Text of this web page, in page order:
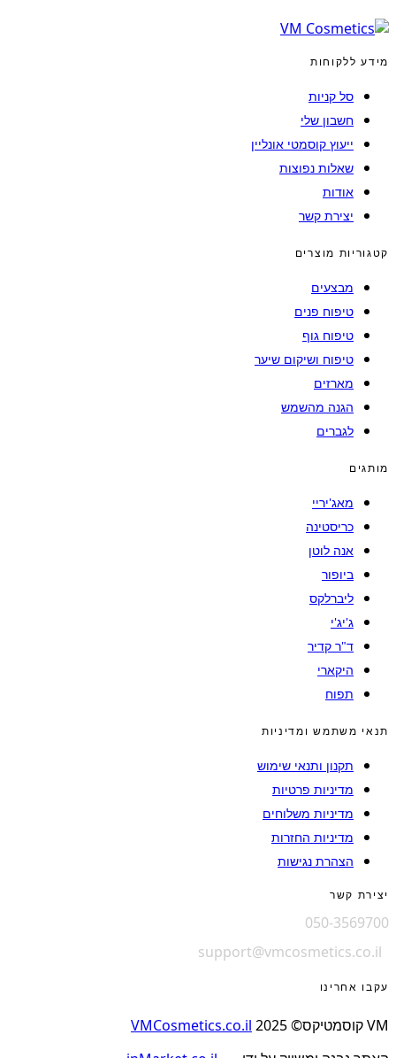
מידע ללקוחות
סל קניות
חשבון שלי
ייעוץ קוסמטי אונליין
שאלות נפוצות
אודות
יצירת קשר
קטגוריות מוצרים
מבצעים
טיפוח פנים
טיפוח גוף
טיפוח ושיקום שיער
מארזים
הגנה מהשמש
לגברים
מותגים
מאג'יריי
כריסטינה
אנה לוטן
ביופור
ליברלקס
ג'יג'י
ד"ר קדיר
היקארי
תפוח
תנאי משתמש ומדיניות
תקנון ותנאי שימוש
מדיניות פרטיות
מדיניות משלוחים
מדיניות החזרות
הצהרת נגישות
יצירת קשר
050-3569700
support@vmcosmetics.co.il
עקבו אחרינו
VM קוסמטיקס© 2025
VMCosmetics.co.il